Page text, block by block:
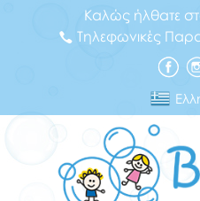
Καλώς ήλθατε
Τηλεφωνικές